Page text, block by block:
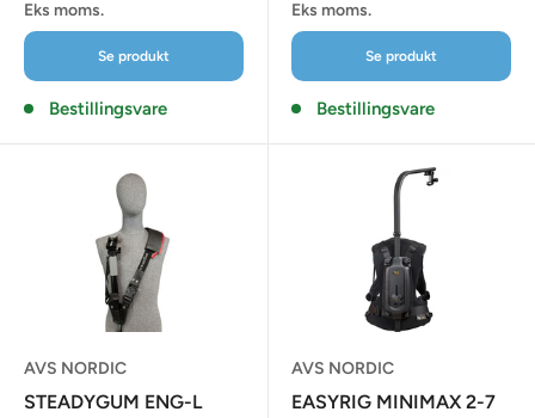
Mandag - Torsdag:
08:30 - 17:00
08:30 - 16:30
Eks moms.
Se produkt
Bestillingsvare
Eks moms.
Se produkt
Bestillingsvare
AVS NORDIC
STEADYGUM ENG-L
AVS NORDIC
EASYRIG MINIMAX 2-7